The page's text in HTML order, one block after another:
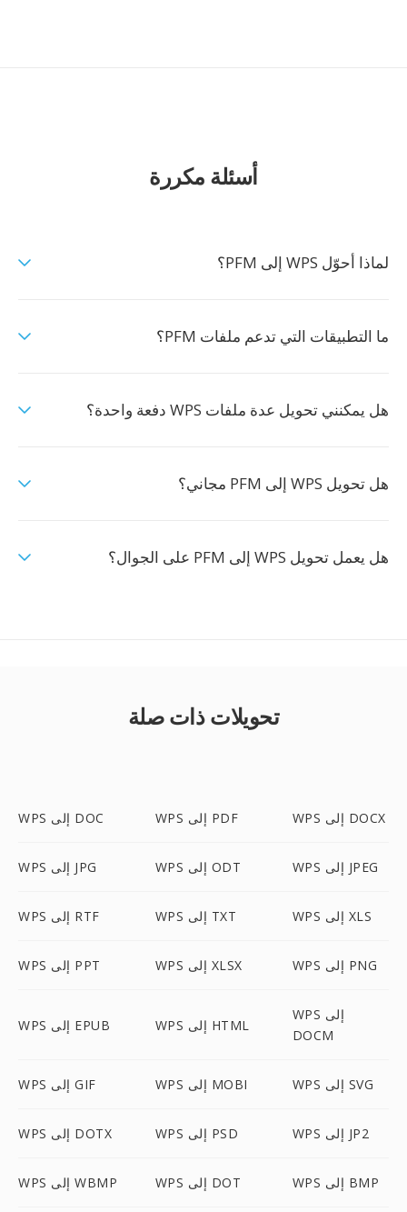
أسئلة مكررة
لماذا أحوّل WPS إلى PFM؟
ما التطبيقات التي تدعم ملفات PFM؟
هل يمكنني تحويل عدة ملفات WPS دفعة واحدة؟
هل تحويل WPS إلى PFM مجاني؟
هل يعمل تحويل WPS إلى PFM على الجوال؟
تحويلات ذات صلة
WPS إلى DOC WPS إلى PDF WPS إلى DOCX
WPS إلى JPG WPS إلى ODT WPS إلى JPEG
WPS إلى RTF WPS إلى TXT WPS إلى XLS
WPS إلى PPT WPS إلى XLSX WPS إلى PNG
WPS إلى EPUB WPS إلى HTML
WPS إلى
DOCM
WPS إلى GIF WPS إلى MOBI WPS إلى SVG
WPS إلى DOTX WPS إلى PSD WPS إلى JP2
WPS إلى WBMP WPS إلى DOT WPS إلى BMP